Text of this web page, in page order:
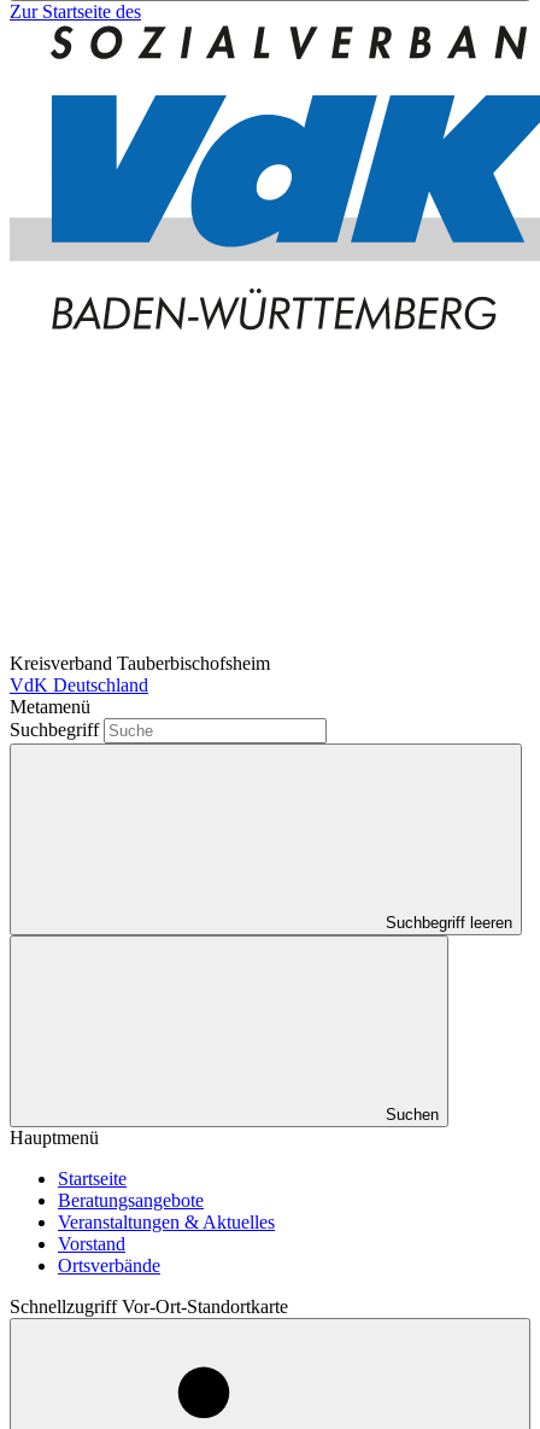
Zur Startseite des
Kreisverband Tauberbischofsheim
VdK Deutschland
Metamenü
Suchbegriff
Suchbegriff leeren
Suchen
Hauptmenü
Startseite
Beratungsangebote
Veranstaltungen & Aktuelles
Vorstand
Ortsverbände
Schnellzugriff Vor-Ort-Standortkarte